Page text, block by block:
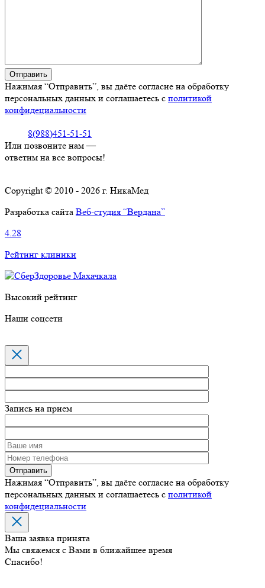
Нажимая “Отправить”, вы даёте согласие на обработку
персональных данных и соглашаетесь с политикой
конфидециальности
8(988)451-51-51
Или позвоните нам —
ответим на все вопросы!
Copyright © 2010 - 2026 г. НикаМед
Разработка сайта Веб-студия “Вердана”
4.28
Рейтинг клиники
Высокий рейтинг
Наши соцсети
Запись на прием
Нажимая “Отправить”, вы даёте согласие на обработку
персональных данных и соглашаетесь с политикой
конфидециальности
Ваша заявка принята
Мы свяжемся с Вами в ближайшее время
Спасибо!